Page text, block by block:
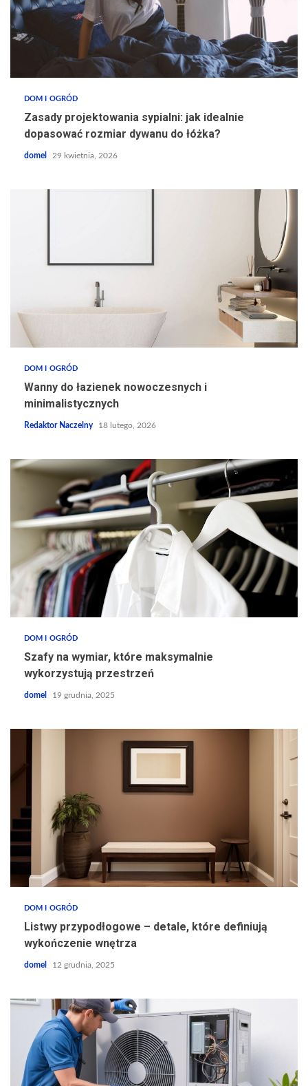
DOM I OGRÓD
Zasady projektowania sypialni: jak idealnie
dopasować rozmiar dywanu do łóżka?
domel 29 kwietnia, 2026
DOM I OGRÓD
Wanny do łazienek nowoczesnych i
minimalistycznych
Redaktor Naczelny 18 lutego, 2026
DOM I OGRÓD
Szafy na wymiar, które maksymalnie
wykorzystują przestrzeń
domel 19 grudnia, 2025
DOM I OGRÓD
Listwy przypodłogowe – detale, które definiują
wykończenie wnętrza
domel 12 grudnia, 2025